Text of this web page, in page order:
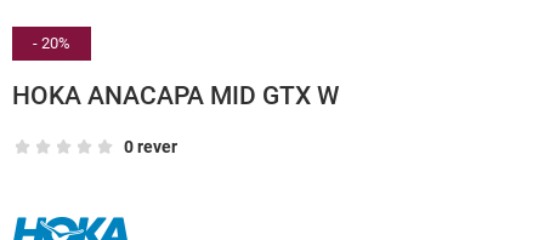
- 20%
HOKA ANACAPA MID GTX W
0 rever